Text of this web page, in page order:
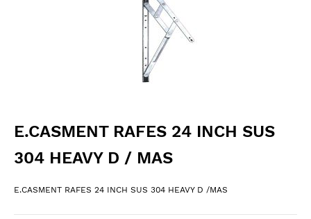
E.CASMENT RAFES 24 INCH SUS
304 HEAVY D / MAS
E.CASMENT RAFES 24 INCH SUS 304 HEAVY D /MAS